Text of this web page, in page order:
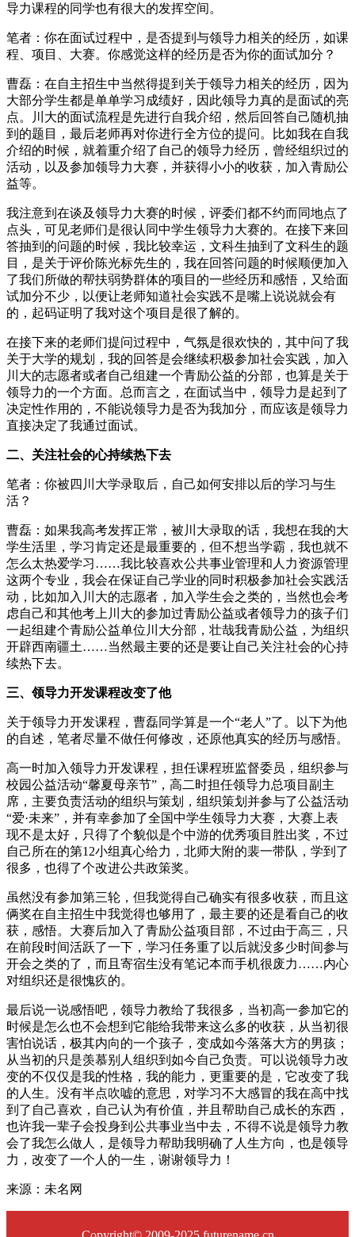
导力课程的同学也有很大的发挥空间。
笔者：你在面试过程中，是否提到与领导力相关的经历，如课
程、项目、大赛。你感觉这样的经历是否为你的面试加分？
曹磊：在自主招生中当然得提到关于领导力相关的经历，因为
大部分学生都是单单学习成绩好，因此领导力真的是面试的亮
点。川大的面试流程是先进行自我介绍，然后回答自己随机抽
到的题目，最后老师再对你进行全方位的提问。比如我在自我
介绍的时候，就着重介绍了自己的领导力经历，曾经组织过的
活动，以及参加领导力大赛，并获得小小的收获，加入青励公
益等。
我注意到在谈及领导力大赛的时候，评委们都不约而同地点了
点头，可见老师们是很认同中学生领导力大赛的。在接下来回
答抽到的问题的时候，我比较幸运，文科生抽到了文科生的题
目，是关于评价陈光标先生的，我在回答问题的时候顺便加入
了我们所做的帮扶弱势群体的项目的一些经历和感悟，又给面
试加分不少，以便让老师知道社会实践不是嘴上说说就会有
的，起码证明了我对这个项目是很了解的。
在接下来的老师们提问过程中，气氛是很欢快的，其中问了我
关于大学的规划，我的回答是会继续积极参加社会实践，加入
川大的志愿者或者自己组建一个青励公益的分部，也算是关于
领导力的一个方面。总而言之，在面试当中，领导力是起到了
决定性作用的，不能说领导力是否为我加分，而应该是领导力
直接决定了我通过面试。
二、关注社会的心持续热下去
笔者：你被四川大学录取后，自己如何安排以后的学习与生
活？
曹磊：如果我高考发挥正常，被川大录取的话，我想在我的大
学生活里，学习肯定还是最重要的，但不想当学霸，我也就不
怎么太热爱学习……我比较喜欢公共事业管理和人力资源管理
这两个专业，我会在保证自己学业的同时积极参加社会实践活
动，比如加入川大的志愿者，加入学生会之类的，当然也会考
虑自己和其他考上川大的参加过青励公益或者领导力的孩子们
一起组建个青励公益单位川大分部，壮哉我青励公益，为组织
开辟西南疆土……当然最主要的还是要让自己关注社会的心持
续热下去。
三、领导力开发课程改变了他
关于领导力开发课程，曹磊同学算是一个“老人”了。以下为他
的自述，笔者尽量不做任何修改，还原他真实的经历与感悟。
高一时加入领导力开发课程，担任课程班监督委员，组织参与
校园公益活动“馨夏母亲节”，高二时担任领导力总项目副主
席，主要负责活动的组织与策划，组织策划并参与了公益活动
“爱·未来”，并有幸参加了全国中学生领导力大赛，大赛上表
现不是太好，只得了个貌似是个中游的优秀项目胜出奖，不过
自己所在的第12小组真心给力，北师大附的裴一带队，学到了
很多，也得了个改进公共政策奖。
虽然没有参加第三轮，但我觉得自己确实有很多收获，而且这
俩奖在自主招生中我觉得也够用了，最主要的还是看自己的收
获，感悟。大赛后加入了青励公益项目部，不过由于高三，只
在前段时间活跃了一下，学习任务重了以后就没多少时间参与
开会之类的了，而且寄宿生没有笔记本而手机很废力……内心
对组织还是很愧疚的。
最后说一说感悟吧，领导力教给了我很多，当初高一参加它的
时候是怎么也不会想到它能给我带来这么多的收获，从当初很
害怕说话，极其内向的一个孩子，变成如今落落大方的男孩；
从当初的只是羡慕别人组织到如今自己负责。可以说领导力改
变的不仅仅是我的性格，我的能力，更重要的是，它改变了我
的人生。没有半点吹嘘的意思，对学习不大感冒的我在高中找
到了自己喜欢，自己认为有价值，并且帮助自己成长的东西，
也许我一辈子会投身到公共事业当中去，不得不说是领导力教
会了我怎么做人，是领导力帮助我明确了人生方向，也是领导
力，改变了一个人的一生，谢谢领导力！
来源：未名网